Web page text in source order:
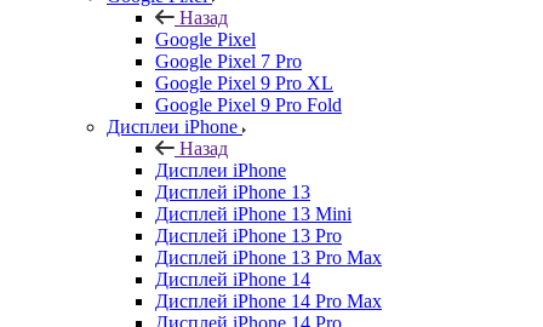
Назад
Google Pixel
Google Pixel 7 Pro
Google Pixel 9 Pro XL
Google Pixel 9 Pro Fold
Дисплеи iPhone
Назад
Дисплеи iPhone
Дисплей iPhone 13
Дисплей iPhone 13 Mini
Дисплей iPhone 13 Pro
Дисплей iPhone 13 Pro Max
Дисплей iPhone 14
Дисплей iPhone 14 Pro Max
Дисплей iPhone 14 Pro